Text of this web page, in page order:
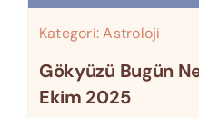
Kategori:Astroloji
Gökyüzü Bugün
Ekim 2025